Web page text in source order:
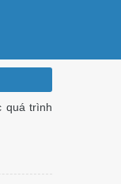
quá trình